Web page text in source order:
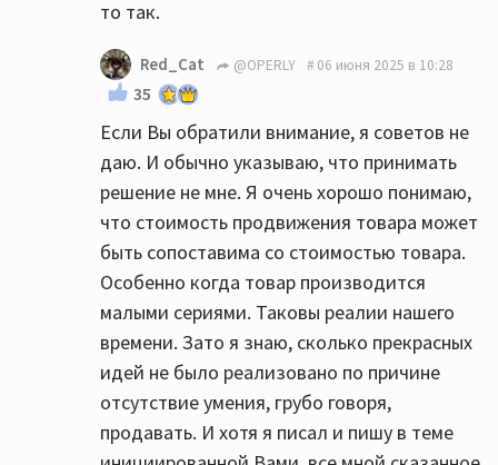
то так.
Red_Cat @OPERLY 06 июня 2025 в 10:28
35
Если Вы обратили внимание, я советов не
даю. И обычно указываю, что принимать
решение не мне. Я очень хорошо понимаю,
что стоимость продвижения товара может
быть сопоставима со стоимостью товара.
Особенно когда товар производится
малыми сериями. Таковы реалии нашего
времени. Зато я знаю, сколько прекрасных
идей не было реализовано по причине
отсутствие умения, грубо говоря,
продавать. И хотя я писал и пишу в теме